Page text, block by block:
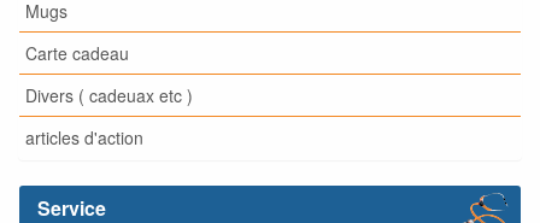
Mugs
Carte cadeau
Divers ( cadeuax etc )
articles d'action
Service